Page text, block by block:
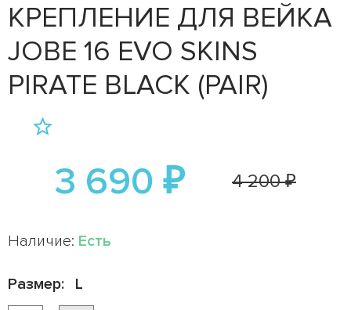
КРЕПЛЕНИЕ ДЛЯ ВЕЙКА
JOBE 16 EVO SKINS
PIRATE BLACK (PAIR)
3 690 ₽ 4 200 ₽
Наличие: Есть
Размер: L